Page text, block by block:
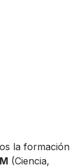
la formación
(Ciencia,